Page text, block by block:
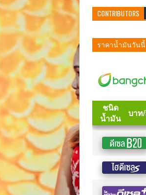
CONTRIBUTORS
ราคาน้ำมันวันนี้